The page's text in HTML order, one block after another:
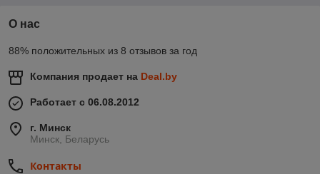
О нас
88% положительных из 8 отзывов за год
Компания продает на Deal.by
Работает с 06.08.2012
г. Минск
Минск, Беларусь
Контакты